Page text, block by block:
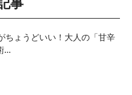
事
ちょうどいい！大人の「甘辛
…